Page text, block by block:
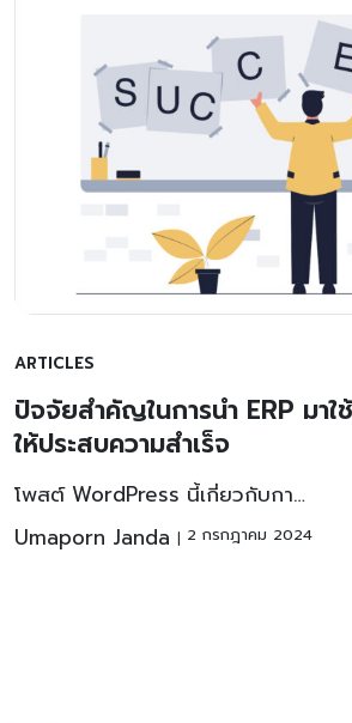
ARTICLES
ปัจจัยสำคัญในการนำ ERP มาใ
ให้ประสบความสำเร็จ
โพสต์ WordPress นี้เกี่ยวกับกา…
Umaporn Janda
2 กรกฎาคม 2024